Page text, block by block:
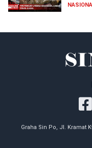
Graha Sin Po, Jl. Kramat